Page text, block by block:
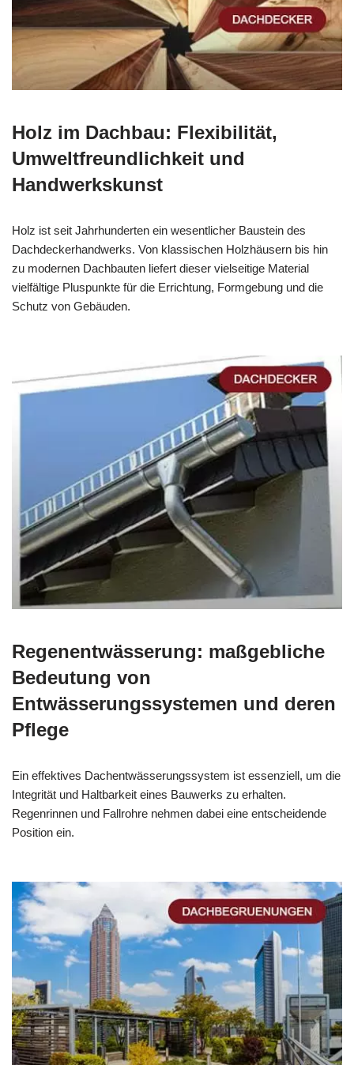
Holz im Dachbau: Flexibilität,
Umweltfreundlichkeit und
Handwerkskunst
Holz ist seit Jahrhunderten ein wesentlicher Baustein des
Dachdeckerhandwerks. Von klassischen Holzhäusern bis hin
zu modernen Dachbauten liefert dieser vielseitige Material
vielfältige Pluspunkte für die Errichtung, Formgebung und die
Schutz von Gebäuden.
Regenentwässerung: maßgebliche
Bedeutung von
Entwässerungssystemen und deren
Pflege
Ein effektives Dachentwässerungssystem ist essenziell, um die
Integrität und Haltbarkeit eines Bauwerks zu erhalten.
Regenrinnen und Fallrohre nehmen dabei eine entscheidende
Position ein.